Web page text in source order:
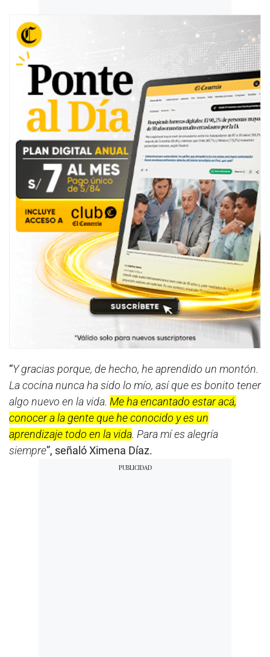
“Y gracias porque, de hecho, he aprendido un montón.
La cocina nunca ha sido lo mío, así que es bonito tener
algo nuevo en la vida. Me ha encantado estar acá,
conocer a la gente que he conocido y es un
aprendizaje todo en la vida. Para mí es alegría
siempre”, señaló Ximena Díaz.